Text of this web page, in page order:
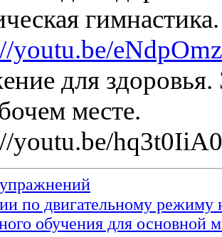
гимнастика.
youtu.be/
для здоровья.
месте.
youtu.be/
по двигательному режиму
обучения для основной